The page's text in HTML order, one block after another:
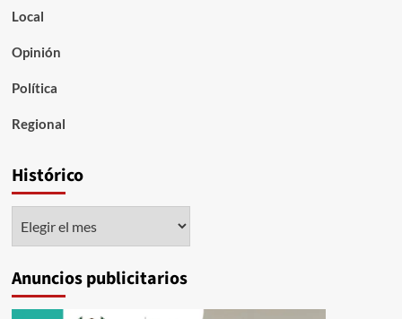
Local
Opinión
Política
Regional
Histórico
Anuncios publicitarios